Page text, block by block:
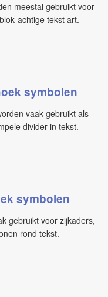
meestal gebruikt voor
tekst art.
symbolen
vaak gebruikt als
divider in tekst.
symbolen
gebruikt voor zijkaders,
rond tekst.